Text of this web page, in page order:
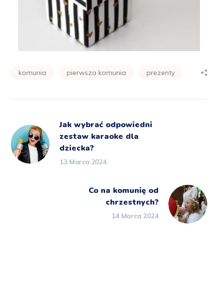
komunia pierwsza komunia prezenty
Jak wybrać odpowiedni
zestaw karaoke dla
dziecka?
13 Marca 2024
Co na komunię od
chrzestnych?
14 Marca 2024